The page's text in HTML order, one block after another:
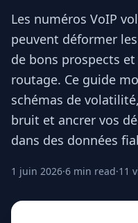
Les numéros VoIP
peuvent déformer
de bons prospects
routage. Ce guide
schémas de
bruit et ancrer vos
dans des données
1 juin 2026·6 min read·11